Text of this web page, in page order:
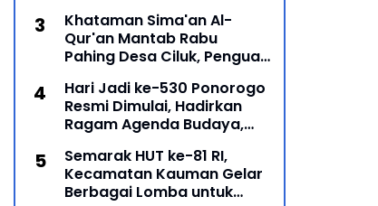
Khataman Sima'an Al-
Qur'an Mantab Rabu
Pahing Desa Ciluk, Penguat
Umat di Kecamatan
Kauman
Hari Jadi ke-530 Ponorogo
Resmi Dimulai, Hadirkan
Ragam Agenda Budaya,
Semarak HUT ke-81 RI,
Kecamatan Kauman Gelar
Berbagai Lomba untuk